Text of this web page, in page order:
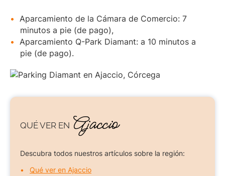
Aparcamiento de la Cámara de Comercio: 7
minutos a pie (de pago),
Aparcamiento Q-Park Diamant: a 10 minutos a
pie (de pago).
QUÉ VER EN Ajaccio
Descubra todos nuestros artículos sobre la región:
Qué ver en Ajaccio